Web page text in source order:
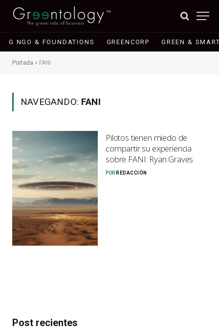
G NGO & FOUNDATIONS GREENCORP GREEN &
Portada » FANI
NAVEGANDO: FANI
Pilotos tienen miedo de
compartir su experiencia
sobre FANI: Ryan Graves
POR REDACCIÓN
Post recientes